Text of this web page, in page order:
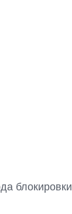
блокировки